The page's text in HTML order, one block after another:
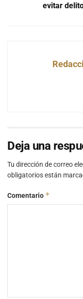
evitar
Deja una
Tu dirección de correo
obligatorios están
Comentario *